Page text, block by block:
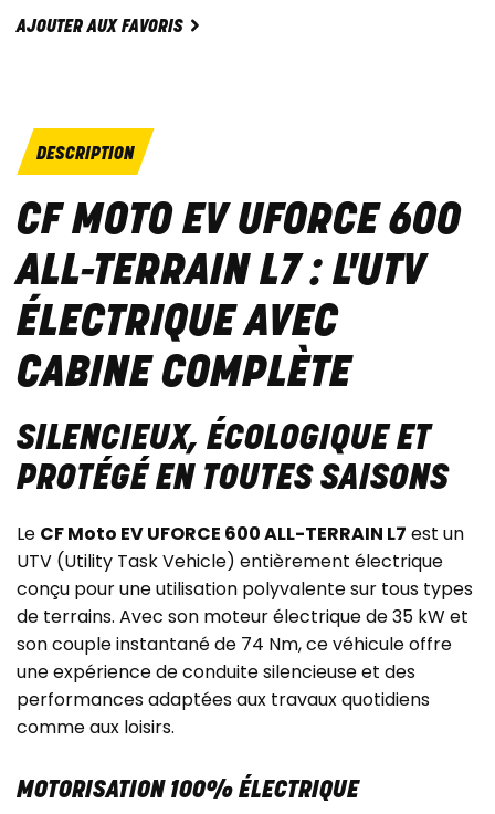
AJOUTER AUX FAVORIS
DESCRIPTION
CF MOTO EV UFORCE 600
ALL-TERRAIN L7 : L'UTV
ÉLECTRIQUE AVEC
CABINE COMPLÈTE
SILENCIEUX, ÉCOLOGIQUE ET
PROTÉGÉ EN TOUTES SAISONS
Le CF Moto EV UFORCE 600 ALL-TERRAIN L7 est un
UTV (Utility Task Vehicle) entièrement électrique
conçu pour une utilisation polyvalente sur tous types
de terrains. Avec son moteur électrique de 35 kW et
son couple instantané de 74 Nm, ce véhicule offre
une expérience de conduite silencieuse et des
performances adaptées aux travaux quotidiens
comme aux loisirs.
MOTORISATION 100% ÉLECTRIQUE